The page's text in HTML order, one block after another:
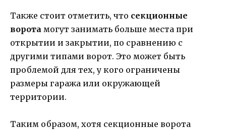
Также стоит отметить, что секционные
ворота могут занимать больше места при
открытии и закрытии, по сравнению с
другими типами ворот. Это может быть
проблемой для тех, у кого ограничены
размеры гаража или окружающей
территории.
Таким образом, хотя секционные ворота